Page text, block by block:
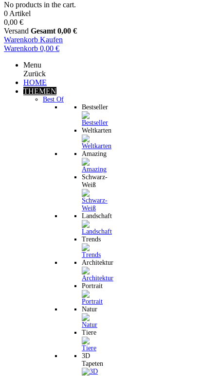
No products in the cart.
0 Artikel
0,00 €
Versand Gesamt 0,00 €
Warenkorb Kaufen
Warenkorb 0,00 €
Menu
Zurück
HOME
THEMEN
Best Of
Bestseller
Weltkarten
Amazing
Schwarz-
Weiß
Landschaft
Trends
Architektur
Portrait
Natur
Tiere
3D
Tapeten